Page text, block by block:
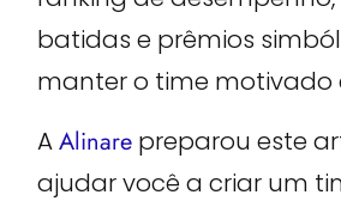
batidas e prêmios
manter o time motivado
AAlinare preparou este
ajudar você a criar um